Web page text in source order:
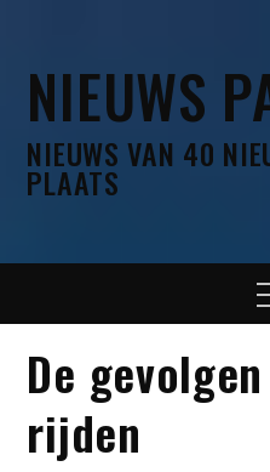
content
NIEUWS
NIEUWS VAN 40
PLAATS
De
rijden